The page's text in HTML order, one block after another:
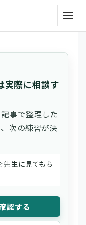
メニ
実際に相談す
事で整理した
次の練習が決
先生に見てもら
認する